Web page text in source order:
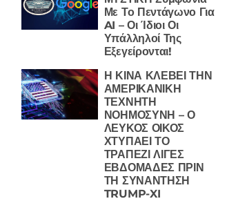
Με Το Πεντάγωνο Για
AI – Οι Ίδιοι Οι
Υπάλληλοί Της
Εξεγείρονται!
Η ΚΙΝΑ ΚΛΕΒΕΙ ΤΗΝ
ΑΜΕΡΙΚΑΝΙΚΗ
ΤΕΧΝΗΤΗ
ΝΟΗΜΟΣΥΝΗ – Ο
ΛΕΥΚΟΣ ΟΙΚΟΣ
ΧΤΥΠΑΕΙ ΤΟ
ΤΡΑΠΕΖΙ ΛΙΓΕΣ
ΕΒΔΟΜΑΔΕΣ ΠΡΙΝ
ΤΗ ΣΥΝΑΝΤΗΣΗ
TRUMP-XI